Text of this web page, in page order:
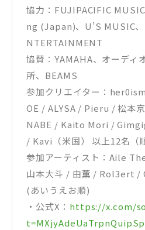
協力：FUJIPACIFIC
ng (Japan)、U’S MUSIC
NTERTAINMENT
協賛：YAMAHA、オーディ
所、BEAMS
参加クリエイター：
OE / ALYSA / Pieru / 松本
NABE / Kaito Mori /
/ Kavi（米国） 以上12名（
参加アーティスト：Aile
山本大斗 / 由薫 / Rol3ert /
(あいうえお順)
・公式X： https://x.com/